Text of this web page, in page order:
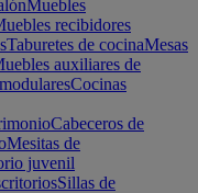
Muebles
recibidores
Taburetes de cocinaMesas
auxiliares de
Cocinas
Cabeceros de
Mesitas de
juvenil
Sillas de